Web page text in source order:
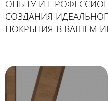
ОПЫТУ И
СОЗДАНИЯ
ПОКРЫТИЯ В ВАШЕМ